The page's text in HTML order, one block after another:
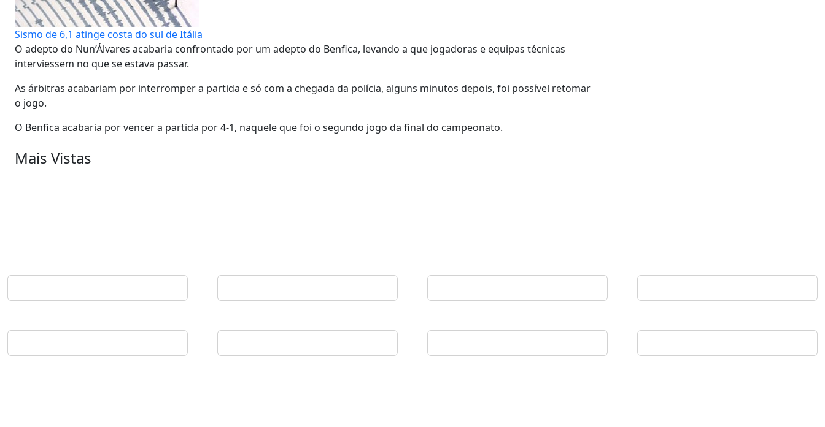
Sismo de 6,1 atinge costa do sul de Itália
O adepto do Nun’Álvares acabaria confrontado por um adepto do Benfica, levando a que jogadoras e equipas técnicas
interviessem no que se estava passar.
As árbitras acabariam por interromper a partida e só com a chegada da polícia, alguns minutos depois, foi possível retomar
o jogo.
O Benfica acabaria por vencer a partida por 4-1, naquele que foi o segundo jogo da final do campeonato.
Mais Vistas